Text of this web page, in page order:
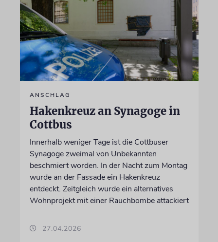
ANSCHLAG
Hakenkreuz an Synagoge in
Cottbus
Innerhalb weniger Tage ist die Cottbuser
Synagoge zweimal von Unbekannten
beschmiert worden. In der Nacht zum Montag
wurde an der Fassade ein Hakenkreuz
entdeckt. Zeitgleich wurde ein alternatives
Wohnprojekt mit einer Rauchbombe attackiert
27.04.2026